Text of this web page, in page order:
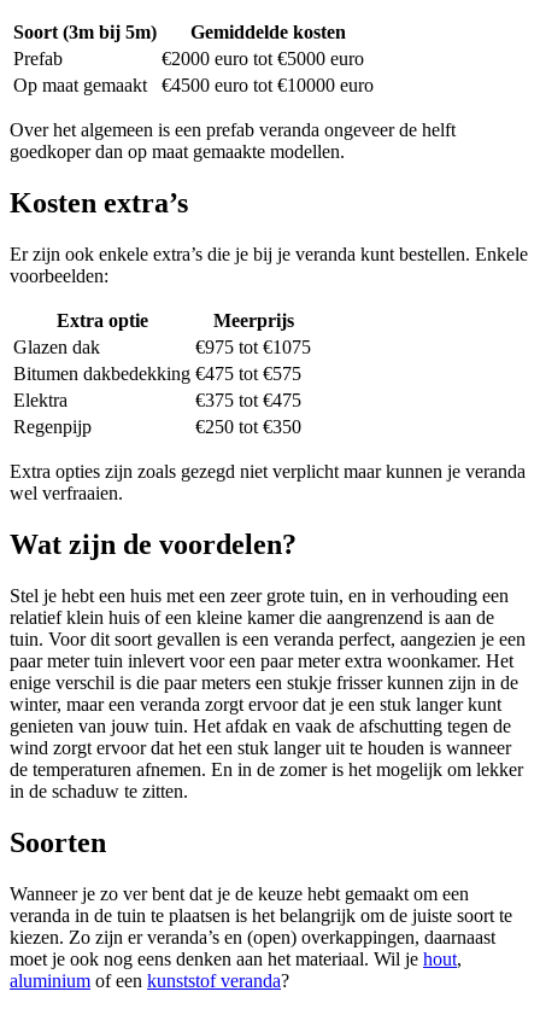
Soort (3m bij 5m)
Gemiddelde kosten
Prefab
€2000 euro tot €5000 euro
Op maat gemaakt
€4500 euro tot €10000 euro
Over het algemeen is een prefab veranda ongeveer de helft
goedkoper dan op maat gemaakte modellen.
Kosten extra’s
Er zijn ook enkele extra’s die je bij je veranda kunt bestellen. Enkele
voorbeelden:
Extra optie
Meerprijs
Glazen dak
€975 tot €1075
Bitumen dakbedekking €475 tot €575
Elektra
€375 tot €475
Regenpijp
€250 tot €350
Extra opties zijn zoals gezegd niet verplicht maar kunnen je veranda
wel verfraaien.
Wat zijn de voordelen?
Stel je hebt een huis met een zeer grote tuin, en in verhouding een
relatief klein huis of een kleine kamer die aangrenzend is aan de
tuin. Voor dit soort gevallen is een veranda perfect, aangezien je een
paar meter tuin inlevert voor een paar meter extra woonkamer. Het
enige verschil is die paar meters een stukje frisser kunnen zijn in de
winter, maar een veranda zorgt ervoor dat je een stuk langer kunt
genieten van jouw tuin. Het afdak en vaak de afschutting tegen de
wind zorgt ervoor dat het een stuk langer uit te houden is wanneer
de temperaturen afnemen. En in de zomer is het mogelijk om lekker
in de schaduw te zitten.
Soorten
Wanneer je zo ver bent dat je de keuze hebt gemaakt om een
veranda in de tuin te plaatsen is het belangrijk om de juiste soort te
kiezen. Zo zijn er veranda’s en (open) overkappingen, daarnaast
moet je ook nog eens denken aan het materiaal. Wil je hout,
aluminium of een kunststof veranda?